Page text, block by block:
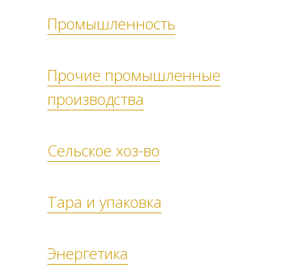
Промышленность
Прочие промышленные
производства
Сельское хоз-во
Тара и упаковка
Энергетика